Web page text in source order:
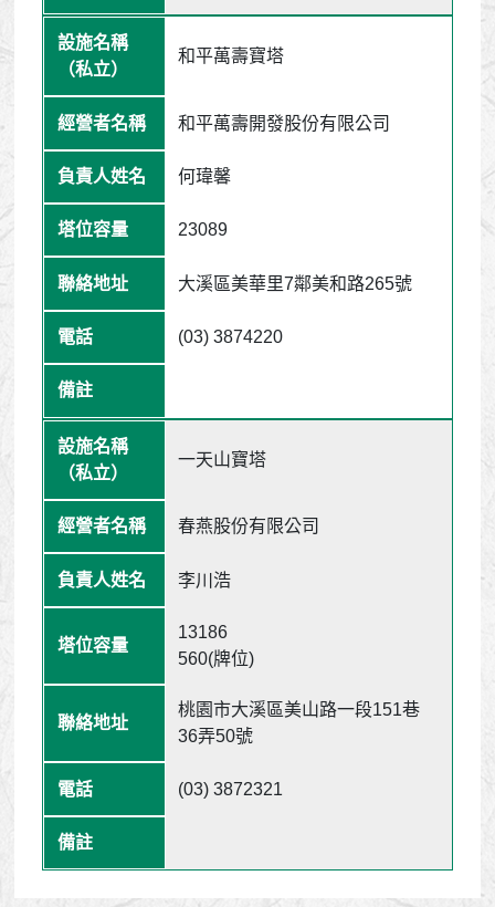
和平萬壽寶塔
和平萬壽開發股份有限公司
何瑋馨
23089
大溪區美華里7鄰美和路265號
(03) 3874220
一天山寶塔
春燕股份有限公司
李川浩
13186
560(牌位)
桃園市大溪區美山路一段151巷
36弄50號
(03) 3872321